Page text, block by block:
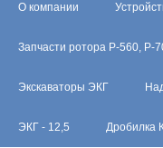
О компании
Запчасти ротора Р-560, Р-
Экскаваторы ЭКГ
ЭКГ - 12,5 Дробилка